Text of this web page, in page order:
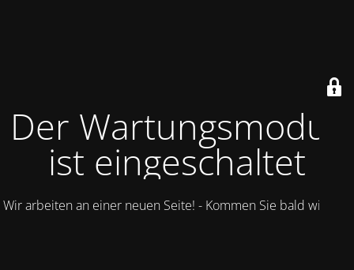
Der Wartungsmodus
ist eingeschaltet
Wir arbeiten an einer neuen Seite! - Kommen Sie bald wieder.